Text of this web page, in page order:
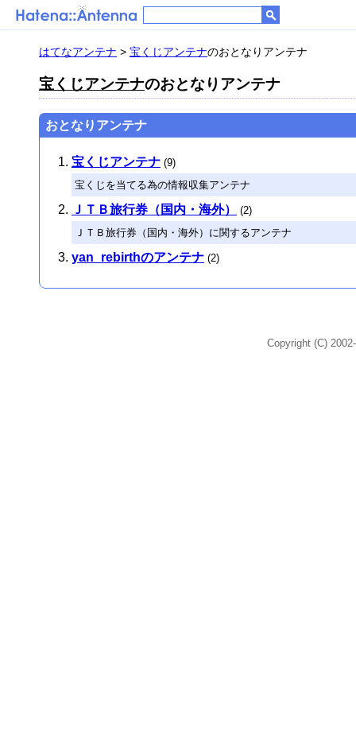
はてなアンテナ > 宝くじアンテナのおとなりアンテナ
宝くじアンテナのおとなりアンテナ
おとなりアンテナ
宝くじアンテナ (9)
宝くじを当てる為の情報収集アンテナ
ＪＴＢ旅行券（国内・海外）
(2)
ＪＴＢ旅行券（国内・海外）に関するアンテナ
yan_rebirthのアンテナ (2)
Copyright (C)